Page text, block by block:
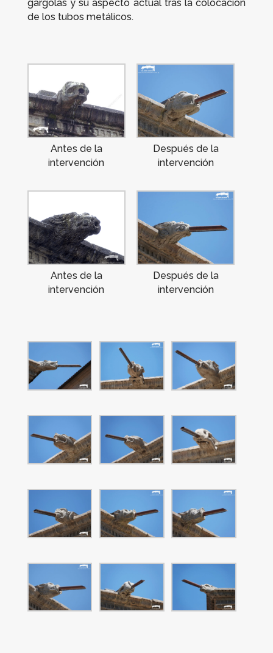
gárgolas y su aspecto actual tras la colocación
de los tubos metálicos.
Antes de la
intervención
Después de la
intervención
Antes de la
intervención
Después de la
intervención